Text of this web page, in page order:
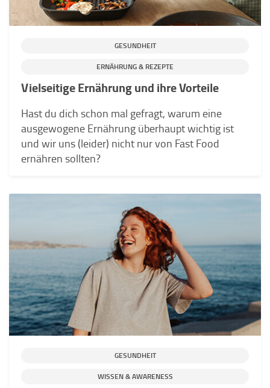
GESUNDHEIT
ERNÄHRUNG & REZEPTE
Vielseitige Ernährung und ihre Vorteile
Hast du dich schon mal gefragt, warum eine
ausgewogene Ernährung überhaupt wichtig ist
und wir uns (leider) nicht nur von Fast Food
ernähren sollten?
GESUNDHEIT
WISSEN & AWARENESS